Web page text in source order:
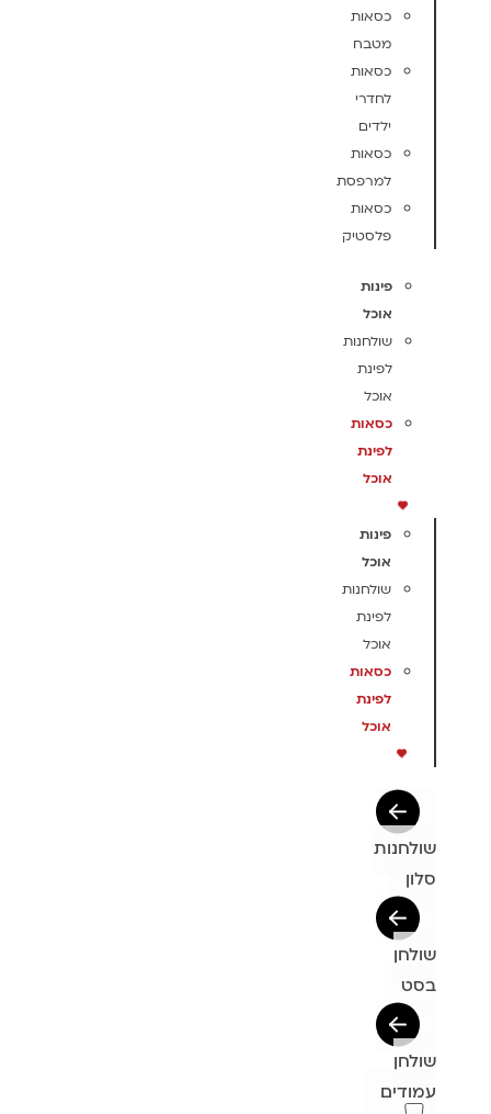
כסאות
מטבח
כסאות
לחדרי
ילדים
כסאות
למרפסת
כסאות
פלסטיק
פינות
אוכל
שולחנות
לפינת
אוכל
כסאות
לפינת
אוכל
פינות
אוכל
שולחנות
לפינת
אוכל
כסאות
לפינת
אוכל
שולחנות
סלון
שולחן
בסט
שולחן
עמודים